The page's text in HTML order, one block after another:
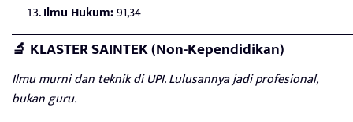
Ilmu Hukum:91,34
🔬 KLASTER SAINTEK (Non-Kependidikan)
Ilmu murni dan teknik di UPI. Lulusannya jadi profesional,
bukan guru.